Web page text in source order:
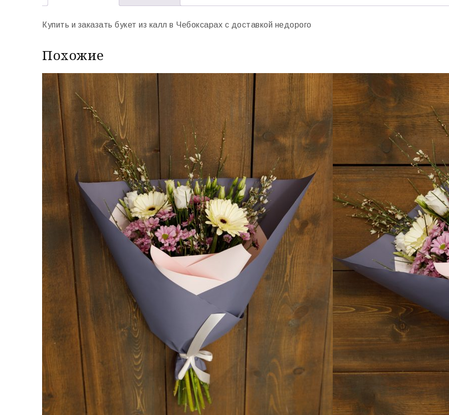
Купить и заказать букет из калл в Чебоксарах с доставкой недорого
Похожие